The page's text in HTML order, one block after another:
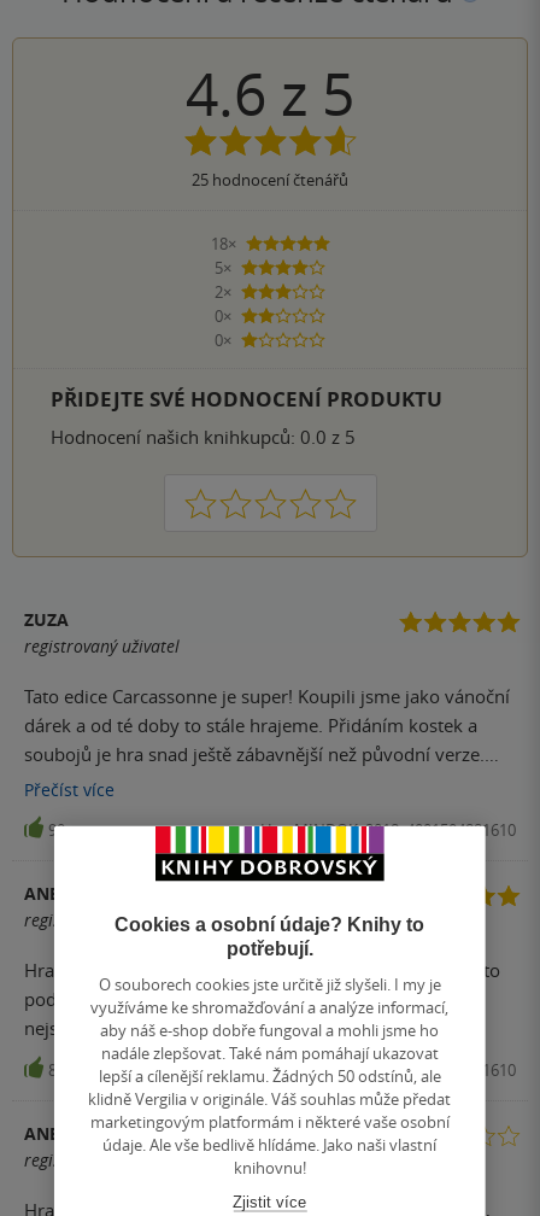
4.6 z 5
25 hodnocení čtenářů
18×
5 hvězdiček
5×
4 hvězdičky
2×
3 hvězdičky
0×
2 hvězdičky
0×
1 hvezdička
PŘIDEJTE SVÉ HODNOCENÍ PRODUKTU
Hodnocení našich knihkupců: 0.0 z 5
1 2 3 4 5
ZUZA
registrovaný uživatel
Tato edice Carcassonne je super! Koupili jsme jako vánoční
dárek a od té doby to stále hrajeme. Přidáním kostek a
soubojů je hra snad ještě zábavnější než původní verze.
Doporučuji!
Přečíst více
90 Hra, MINDOK, 2018, 4001504881610
ANETA S.
registrovaný uživatel
Hra Carcassonne je jedna z nejlepších, co znám, ale v této
podobě mne absolutně neoslovila. Možná je to i tím, že
nejsem fanouškem Star Wars.
84 Hra, MINDOK, 2018, 4001504881610
ANETA S.
registrovaný uživatel
Hrana způsob Carcassonne, na mne dost jiná a osekaná,
Cookies a osobní údaje? Knihy to
potřebují.
O souborech cookies jste určitě již slyšeli. I my je
využíváme ke shromažďování a analýze informací,
aby náš e-shop dobře fungoval a mohli jsme ho
nadále zlepšovat. Také nám pomáhají ukazovat
lepší a cílenější reklamu. Žádných 50 odstínů, ale
klidně Vergilia v originále. Váš souhlas může předat
marketingovým platformám i některé vaše osobní
údaje. Ale vše bedlivě hlídáme. Jako naši vlastní
knihovnu!
Zjistit více